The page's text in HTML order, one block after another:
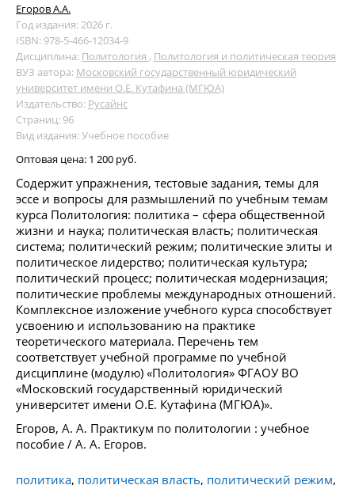
Егоров А.А.
Год издания: 2026 г.
ISBN: 978-5-466-12034-9
Дисциплина: Политология , Политология и политическая теория
ВУЗ автора: Московский государственный юридический
университет имени О.Е. Кутафина (МГЮА)
Издательство: Русайнс
Страниц: 96
Вид издания: Учебное пособие
Оптовая цена: 1 200 руб.
Содержит упражнения, тестовые задания, темы для
эссе и вопросы для размышлений по учебным темам
курса Политология: политика – сфера общественной
жизни и наука; политическая власть; политическая
система; политический режим; политические элиты и
политическое лидерство; политическая культура;
политический процесс; политическая модернизация;
политические проблемы международных отношений.
Комплексное изложение учебного курса способствует
усвоению и использованию на практике
теоретического материала. Перечень тем
соответствует учебной программе по учебной
дисциплине (модулю) «Политология» ФГАОУ ВО
«Московский государственный юридический
университет имени О.Е. Кутафина (МГЮА)».
Егоров, А. А. Практикум по политологии : учебное
пособие / А. А. Егоров.
политика, политическая власть, политический режим,